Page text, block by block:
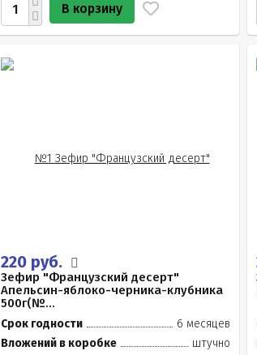
В корзину
220 руб.
Зефир "Французский десерт"
Апельсин-яблоко-черника-клубника
500г(№...
Срок годности
6 месяцев
Вложений в коробке
штучно